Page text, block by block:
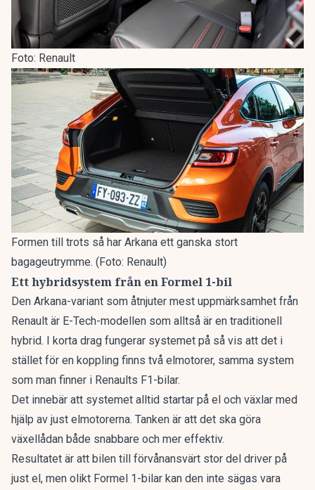
Foto: Renault
Formen till trots så har Arkana ett ganska stort
bagageutrymme. (Foto: Renault)
Ett hybridsystem från en Formel 1-bil
Den Arkana-variant som åtnjuter mest uppmärksamhet från
Renault är E-Tech-modellen som alltså är en traditionell
hybrid. I korta drag fungerar systemet på så vis att det i
stället för en koppling finns två elmotorer, samma system
som man finner i Renaults F1-bilar.
Det innebär att systemet alltid startar på el och växlar med
hjälp av just elmotorerna. Tanken är att det ska göra
växellådan både snabbare och mer effektiv.
Resultatet är att bilen till förvånansvärt stor del driver på
just el, men olikt Formel 1-bilar kan den inte sägas vara